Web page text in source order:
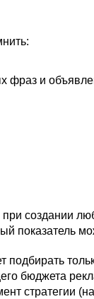
фраз и
создании
показатель
подбирать
бюджета
стратегии